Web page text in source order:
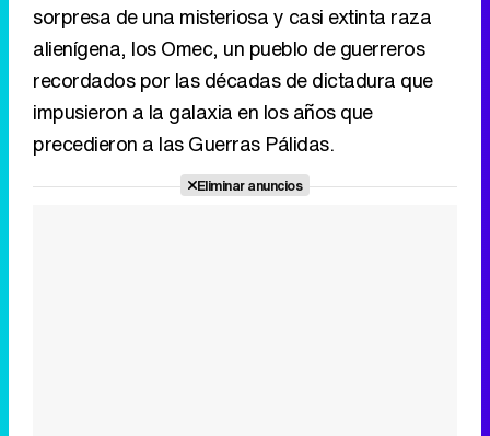
sorpresa de una misteriosa y casi extinta raza
alienígena, los Omec, un pueblo de guerreros
recordados por las décadas de dictadura que
impusieron a la galaxia en los años que
precedieron a las Guerras Pálidas.
Eliminar anuncios